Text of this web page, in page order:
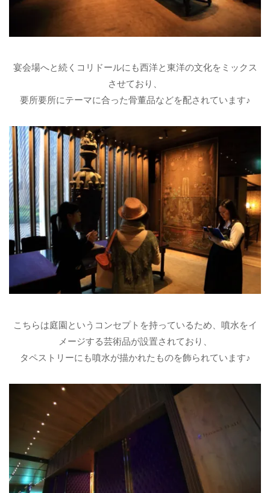
宴会場へと続くコリドールにも西洋と東洋の文化をミックス
させており、
要所要所にテーマに合った骨董品などを配されています♪
こちらは庭園というコンセプトを持っているため、噴水をイ
メージする芸術品が設置されており、
タペストリーにも噴水が描かれたものを飾られています♪